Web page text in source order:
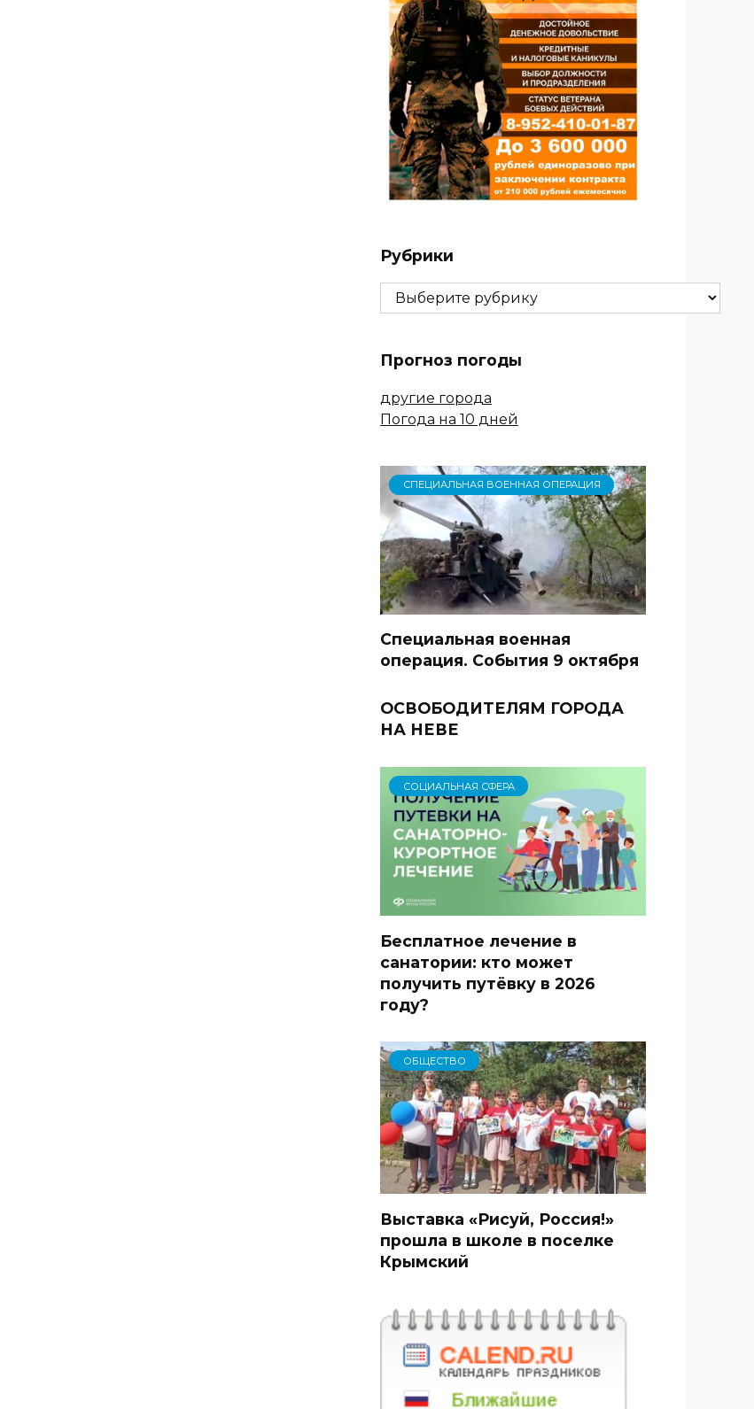
Рубрики
Рубрики
Прогноз погоды
другие города
Погода на 10 дней
СПЕЦИАЛЬНАЯ ВОЕННАЯ ОПЕРАЦИЯ
Специальная военная
операция. События 9 октября
ОСВОБОДИТЕЛЯМ ГОРОДА
НА НЕВЕ
СОЦИАЛЬНАЯ СФЕРА
Бесплатное лечение в
санатории: кто может
получить путёвку в 2026
году?
ОБЩЕСТВО
Выставка «Рисуй, Россия!»
прошла в школе в поселке
Крымский